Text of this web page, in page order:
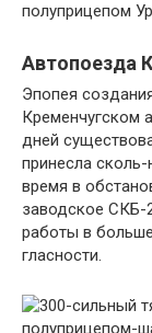
полуприцепом
Автопоезда
Эпопея
Кременчугском
дней
принесла
время в
заводское СКБ-
работы в
гласности.